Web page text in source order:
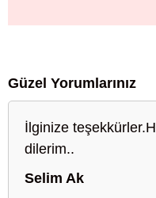
Güzel Yorumlarınız
İlginize
dilerim..
Selim Ak